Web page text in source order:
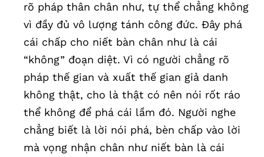
rõ pháp thân chân như, tự thể chẳng không
vì đầy đủ vô lượng tánh công đức. Đây phá
cái chấp cho niết bàn chân như là cái
“không” đoạn diệt. Vì có người chẳng rõ
pháp thế gian và xuất thế gian giả danh
không thật, cho là thật có nên nói rốt ráo
thể không để phá cái lầm đó. Người nghe
chẳng biết là lời nói phá, bèn chấp vào lời
mà vọng nhận chân như niết bàn là cái